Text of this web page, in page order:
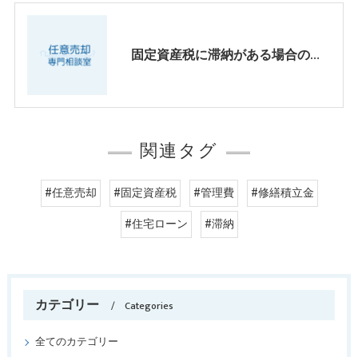
固定資産税に滞納がある場合の任意売却、マンション管理費等との違い 大阪
関連タグ
#任意売却 #固定資産税 #管理費
#修繕積立金
#住宅ローン
#滞納
カテゴリー Categories
全てのカテゴリー